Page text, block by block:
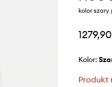
kolor szary
Kolor:
Produkt